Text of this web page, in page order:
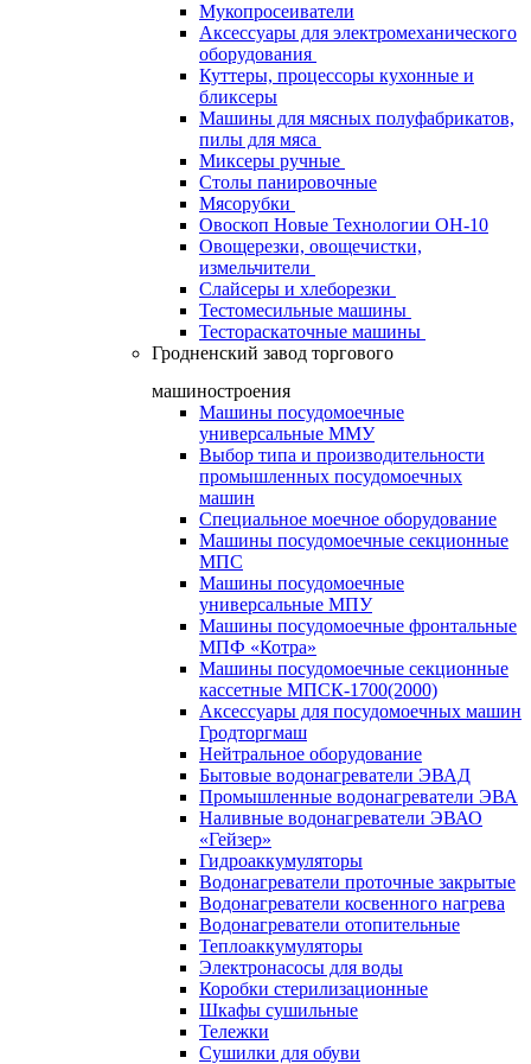
Мукопросеиватели
Аксессуары для электромеханического
оборудования
Куттеры, процессоры кухонные и
бликсеры
Машины для мясных полуфабрикатов,
пилы для мяса
Миксеры ручные
Столы панировочные
Мясорубки
Овоскоп Новые Технологии ОН-10
Овощерезки, овощечистки,
измельчители
Слайсеры и хлеборезки
Тестомесильные машины
Тестораскаточные машины
Гродненский завод торгового
машиностроения
Машины посудомоечные
универсальные ММУ
Выбор типа и производительности
промышленных посудомоечных
машин
Специальное моечное оборудование
Машины посудомоечные секционные
МПС
Машины посудомоечные
универсальные МПУ
Машины посудомоечные фронтальные
МПФ «Котра»
Машины посудомоечные секционные
кассетные МПСК-1700(2000)
Аксессуары для посудомоечных машин
Гродторгмаш
Нейтральное оборудование
Бытовые водонагреватели ЭВАД
Промышленные водонагреватели ЭВА
Наливные водонагреватели ЭВАО
«Гейзер»
Гидроаккумуляторы
Водонагреватели проточные закрытые
Водонагреватели косвенного нагрева
Водонагреватели отопительные
Теплоаккумуляторы
Электронасосы для воды
Коробки стерилизационные
Шкафы сушильные
Тележки
Сушилки для обуви